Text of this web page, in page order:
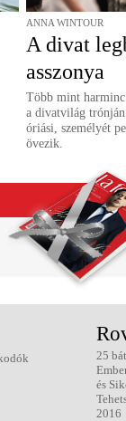
ANNA WINTOUR
A divat
asszonya
Több mint
a divatvilág
óriási, személyét
övezik.
25
és
2016